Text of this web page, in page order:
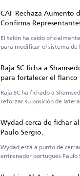
CAF Rechaza Aumento
Confirma
y Excluye al Wydad
El telón ha caído
para modificar el sistema de
Raja SC ficha a
para fortalecer el
Raja SC ha fichado a
reforzar su posición de
Wydad cerca de fichar
Paulo Sergio.
Wydad está a punto de
entrenador portugués Paulo